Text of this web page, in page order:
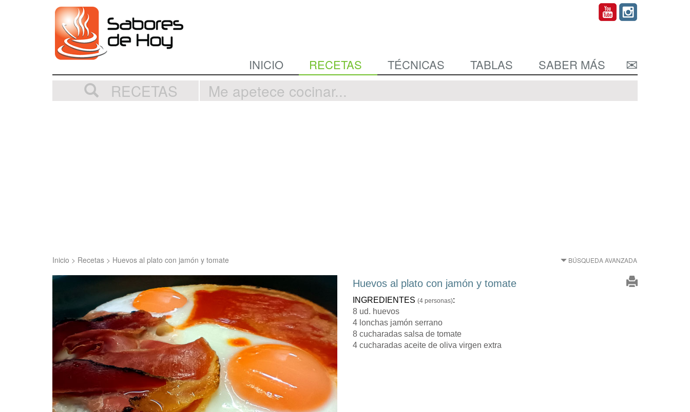
INICIO RECETAS TÉCNICAS TABLAS SABER MÁS
RECETAS
Inicio > Recetas > Huevos al plato con jamón y tomate BÚSQUEDA AVANZADA
Huevos al plato con jamón y tomate
INGREDIENTES (4 personas):
8 ud. huevos
4 lonchas jamón serrano
8 cucharadas salsa de tomate
4 cucharadas aceite de oliva virgen extra